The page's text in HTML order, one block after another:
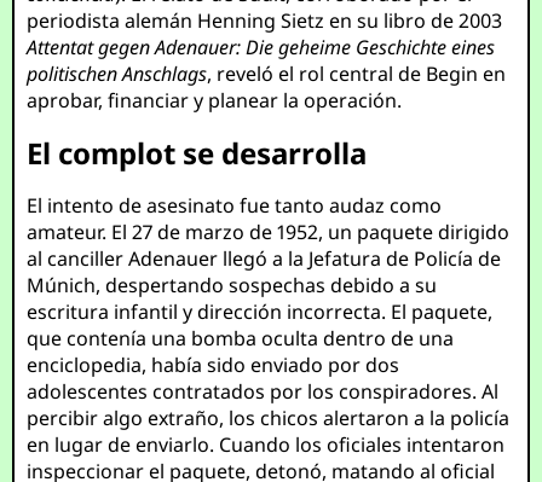
periodista alemán Henning Sietz en su libro de 2003
Attentat gegen Adenauer: Die geheime Geschichte eines
politischen Anschlags, reveló el rol central de Begin en
aprobar, financiar y planear la operación.
El complot se desarrolla
El intento de asesinato fue tanto audaz como
amateur. El 27 de marzo de 1952, un paquete dirigido
al canciller Adenauer llegó a la Jefatura de Policía de
Múnich, despertando sospechas debido a su
escritura infantil y dirección incorrecta. El paquete,
que contenía una bomba oculta dentro de una
enciclopedia, había sido enviado por dos
adolescentes contratados por los conspiradores. Al
percibir algo extraño, los chicos alertaron a la policía
en lugar de enviarlo. Cuando los oficiales intentaron
inspeccionar el paquete, detonó, matando al oficial